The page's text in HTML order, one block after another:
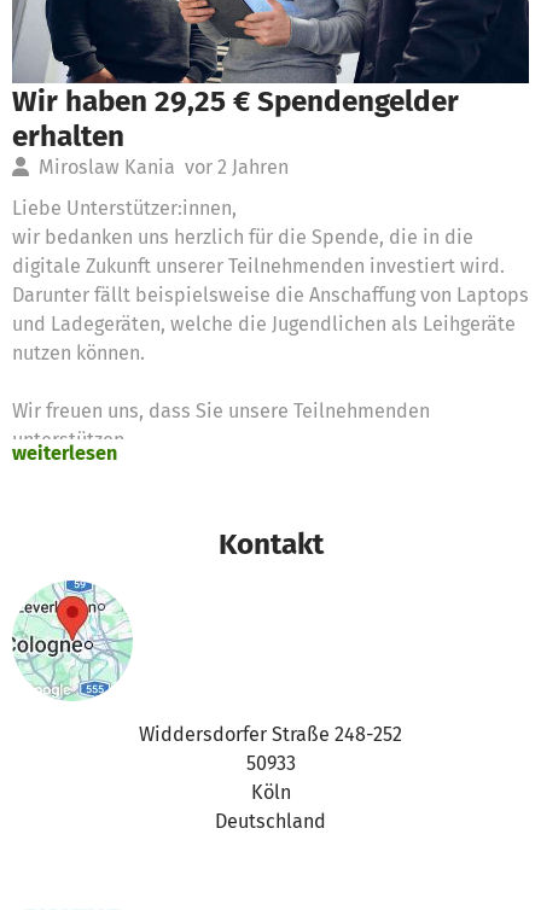
Wir haben 29,25 € Spendengelder
erhalten
Miroslaw Kania vor 2 Jahren
Liebe Unterstützer:innen,
wir bedanken uns herzlich für die Spende, die in die
digitale Zukunft unserer Teilnehmenden investiert wird.
Darunter fällt beispielsweise die Anschaffung von Laptops
und Ladegeräten, welche die Jugendlichen als Leihgeräte
nutzen können.
Wir freuen uns, dass Sie unsere Teilnehmenden
unterstützen.
weiterlesen
Kontakt
Widdersdorfer Straße 248-252
50933
Köln
Deutschland